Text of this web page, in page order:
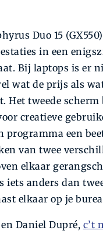
Duo 15
in een
Bij laptops is er
wat de prijs als
Het tweede scherm
creatieve
programma een
van twee
elkaar
iets anders dan
elkaar op je
Daniel Dupré, c’t